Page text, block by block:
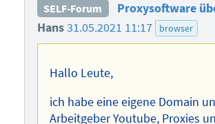
SELF-Forum
Proxysoftware
Hans31.05.2021 11:17 browser
Hallo Leute,
ich habe eine eigene Domain
Arbeitgeber Youtube, Proxies